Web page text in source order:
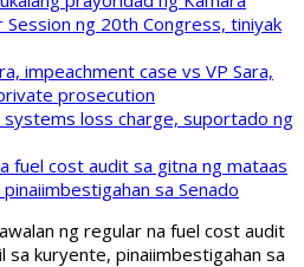
Session ng 20th Congress, tiniyak
impeachment case vs VP Sara,
prosecution
systems loss charge, suportado ng
fuel cost audit sa gitna ng mataas
sa Senado
ng regular na fuel cost audit
sa kuryente, pinaiimbestigahan sa